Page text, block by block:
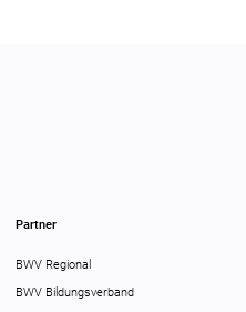
Partner
BWV Regional
BWV Bildungsverband